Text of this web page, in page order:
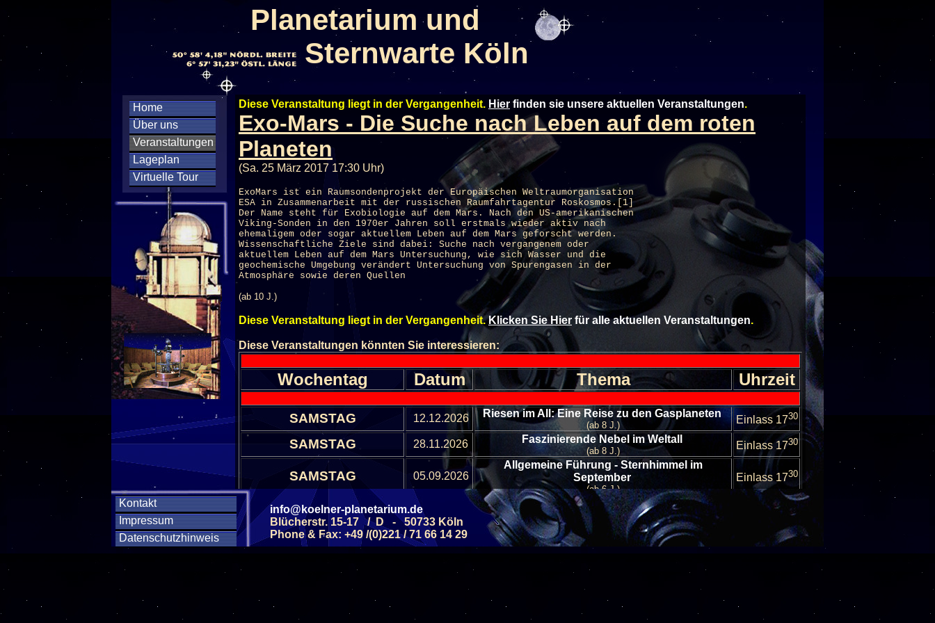
Planetarium und
Sternwarte Köln
Home
Über uns
Veranstaltungen
Lageplan
Virtuelle Tour
Kontakt
Impressum
Datenschutzhinweis
Diese Veranstaltung liegt in der Vergangenheit. Hier finden sie unsere aktuellen Veranstaltungen.
Exo-Mars - Die Suche nach Leben auf dem roten
Planeten
(Sa. 25 März 2017 17:30 Uhr)
ExoMars ist ein Raumsondenprojekt der Europäischen Weltraumorganisation
ESA in Zusammenarbeit mit der russischen Raumfahrtagentur Roskosmos.[1]
Der Name steht für Exobiologie auf dem Mars. Nach den US-amerikanischen
Viking-Sonden in den 1970er Jahren soll erstmals wieder aktiv nach
ehemaligem oder sogar aktuellem Leben auf dem Mars geforscht werden.
Wissenschaftliche Ziele sind dabei: Suche nach vergangenem oder
aktuellem Leben auf dem Mars Untersuchung, wie sich Wasser und die
geochemische Umgebung verändert Untersuchung von Spurengasen in der
Atmosphäre sowie deren Quellen
(ab 10 J.)
Diese Veranstaltung liegt in der Vergangenheit. Klicken Sie Hier für alle aktuellen Veranstaltungen.
Diese Veranstaltungen könnten Sie interessieren:
Wochentag Datum Thema Uhrzeit
SAMSTAG 12.12.2026 Riesen im All: Eine Reise zu den Gasplaneten
(ab 8 J.) Einlass 1730
SAMSTAG 28.11.2026 Faszinierende Nebel im Weltall
(ab 8 J.) Einlass 1730
SAMSTAG 05.09.2026
Allgemeine Führung - Sternhimmel im
September
(ab 6 J.)
Einlass 1730
SAMSTAG 19.09.2026
Allgemeine Führung - Sternhimmel im
September
(ab 6 J.)
Einlass 17 30
SAMSTAG 10.10.2026 Allgemeine Führung - Sternhimmel im Oktober
Einlass 17
SAMSTAG 24.10.2026 Allgemeine Führung - Sternhimmel im Oktober
Allgemeine Führung - Sternhimmel im
November
Einlass 17
info@koelner-planetarium.de
Blücherstr. 15-17 / D - 50733 Köln
Phone & Fax: +49 /(0)221 / 71 66 14 29